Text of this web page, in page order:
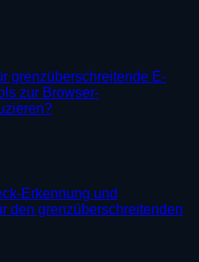
grenzüberschreitende E-
zur Browser-
Erkennung und
den grenzüberschreitenden